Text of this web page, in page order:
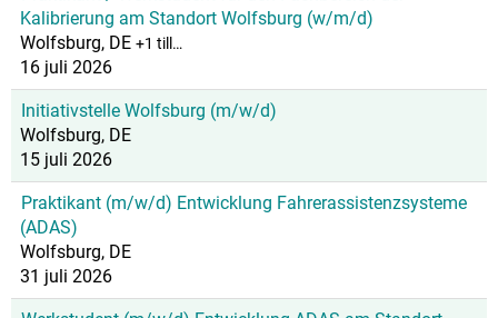
Kalibrierung am Standort Wolfsburg (w/m/d)
Wolfsburg, DE +1 till…
16 juli 2026
Initiativstelle Wolfsburg (m/w/d)
Wolfsburg, DE
15 juli 2026
Praktikant (m/w/d) Entwicklung Fahrerassistenzsysteme
(ADAS)
Wolfsburg, DE
31 juli 2026